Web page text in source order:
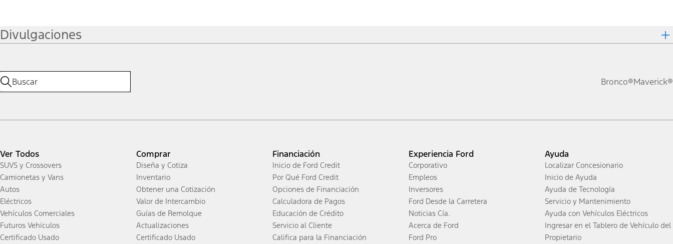
Divulgaciones
Bronco®Maverick®
Ver Todos
SUVS y Crossovers
Camionetas y Vans
Autos
Eléctricos
Vehículos Comerciales
Futuros Vehículos
Certificado Usado
Comprar
Diseña y Cotiza
Inventario
Obtener una Cotización
Valor de Intercambio
Guías de Remolque
Actualizaciones
Certificado Usado
Financiación
Inicio de Ford Credit
Por Qué Ford Credit
Opciones de Financiación
Calculadora de Pagos
Educación de Crédito
Servicio al Cliente
Califica para la Financiación
Experiencia Ford
Corporativo
Empleos
Inversores
Ford Desde la Carretera
Noticias Cía.
Acerca de Ford
Ford Pro
Ayuda
Localizar Concesionario
Inicio de Ayuda
Ayuda de Tecnología
Servicio y Mantenimiento
Ayuda con Vehículos Eléctricos
Ingresar en el Tablero de Vehículo del
Propietario